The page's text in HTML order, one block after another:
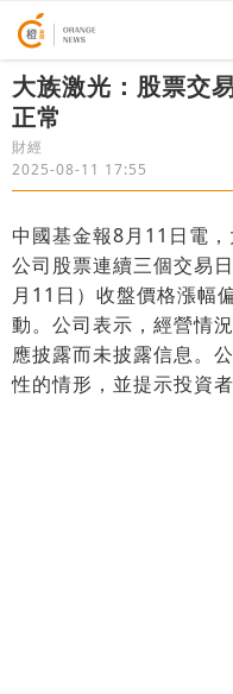
大族激光：股票交
正常
財經
2025-08-11 17:55
中國基金報8月11日電
公司股票連續三個交易
月11日）收盤價格漲幅
動。公司表示，經營情
應披露而未披露信息。
性的情形，並提示投資